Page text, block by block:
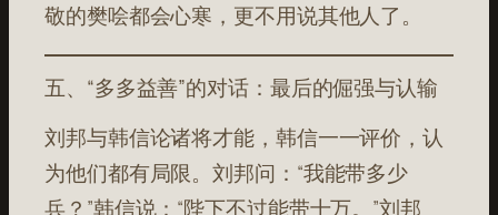
敬的樊哙都会心寒，更不用说其他人了。
五、“多多益善”的对话：最后的倔强与认输
刘邦与韩信论诸将才能，韩信一一评价，认
为他们都有局限。刘邦问：“我能带多少
兵？”韩信说：“陛下不过能带十万。”刘邦